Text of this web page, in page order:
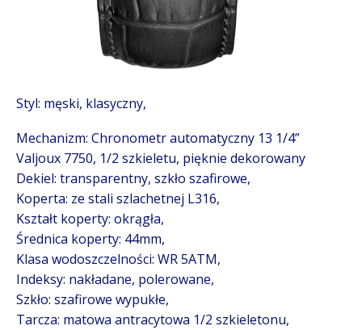
Styl: męski, klasyczny,
Mechanizm: Chronometr automatyczny 13 1/4”
Valjoux 7750, 1/2 szkieletu, pięknie dekorowany
Dekiel: transparentny, szkło szafirowe,
Koperta: ze stali szlachetnej L316,
Kształt koperty: okrągła,
Średnica koperty: 44mm,
Klasa wodoszczelności: WR 5ATM,
Indeksy: nakładane, polerowane,
Szkło: szafirowe wypukłe,
Tarcza: matowa antracytowa 1/2 szkieletonu,